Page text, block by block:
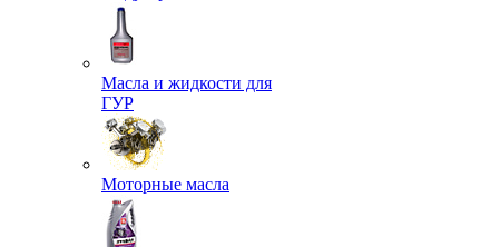
Масла и жидкости для
ГУР
Моторные масла